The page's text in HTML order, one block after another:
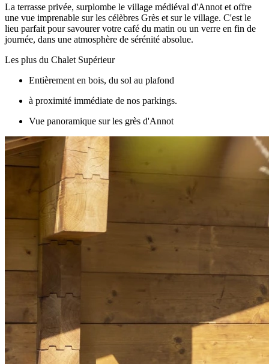
La terrasse privée, surplombe le village médiéval d'Annot et offre
une vue imprenable sur les célèbres Grès et sur le village. C'est le
lieu parfait pour savourer votre café du matin ou un verre en fin de
journée, dans une atmosphère de sérénité absolue.
Les plus du Chalet Supérieur
Entièrement en bois, du sol au plafond
à proximité immédiate de nos parkings.
Vue panoramique sur les grès d'Annot